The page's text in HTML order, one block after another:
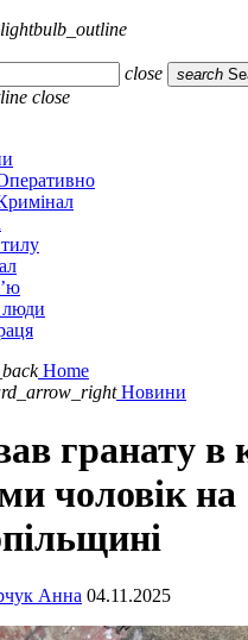
lightbulb_outline
close search
close
Home
Новини
гранату в
чоловік на
Анна 04.11.2025